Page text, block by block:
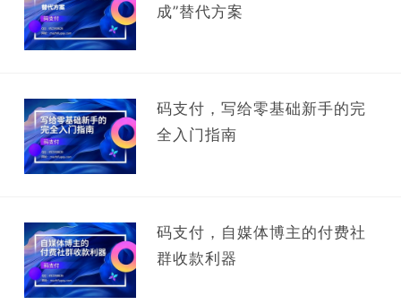
成”替代方案
码支付，写给零基础新手的完
全入门指南
码支付，自媒体博主的付费社
群收款利器